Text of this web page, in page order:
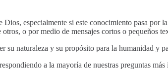
especialmente si este conocimiento pasa
o por medio de mensajes cortos o pequeños
su naturaleza y su propósito para la humanidad y
a la mayoría de nuestras preguntas